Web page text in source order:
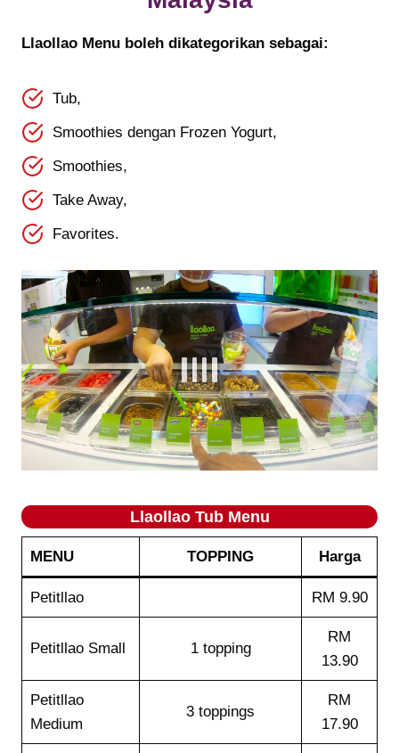
Llaollao Menu boleh dikategorikan sebagai:
Tub,
Smoothies dengan Frozen Yogurt,
Smoothies,
Take Away,
Favorites.
Llaollao Tub Menu
MENU TOPPING Harga
Petitllao RM 9.90
Petitllao Small 1 topping
RM
13.90
Petitllao
Medium
3 toppings
RM
17.90